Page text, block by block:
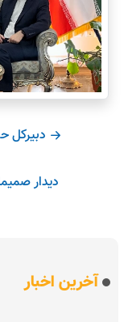
دبیرکل
دیدار
آخرین اخبار